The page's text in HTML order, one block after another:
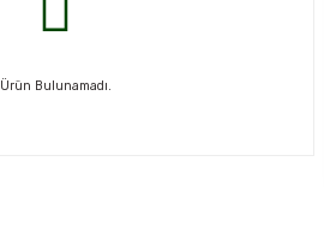
Ürün Bulunamadı.